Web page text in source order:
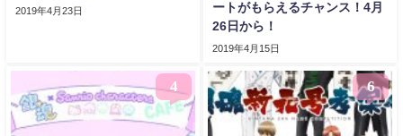
2019年4月23日
ートがもらえるチャンス！4月
26日から！
2019年4月15日
4 6